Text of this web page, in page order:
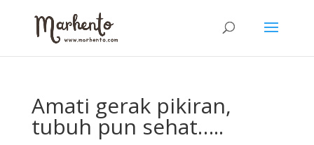
Amati gerak pikiran,
tubuh pun sehat…..